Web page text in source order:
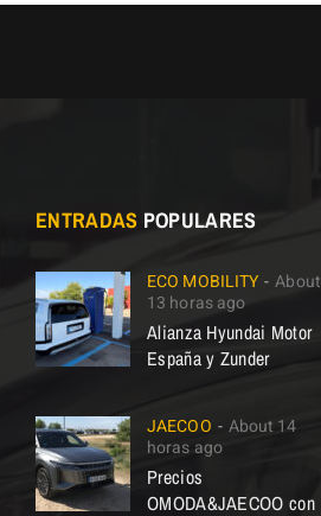
ENTRADAS POPULARES
ECO MOBILITY
About
13 horas ago
Alianza Hyundai Motor
España y Zunder
JAECOO
About 14
horas ago
Precios
OMODA&JAECOO con